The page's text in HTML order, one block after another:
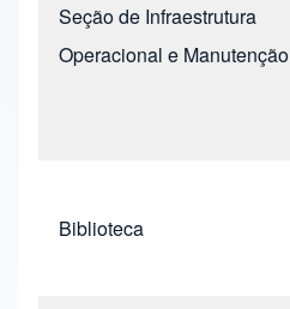
Seção de Infraestrutura
Operacional e Manutenção
Biblioteca